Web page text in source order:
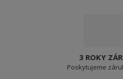
3 ROKY
Poskytujeme